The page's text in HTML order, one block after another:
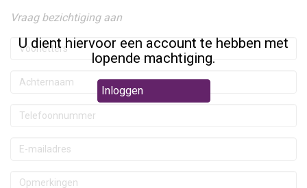
U dient hiervoor een account te hebben met
lopende machtiging.
Inloggen
Vraag bezichtiging aan